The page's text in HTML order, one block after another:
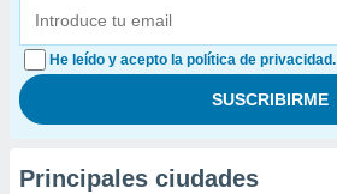
He leído y acepto la política de privacidad.
Principales ciudades